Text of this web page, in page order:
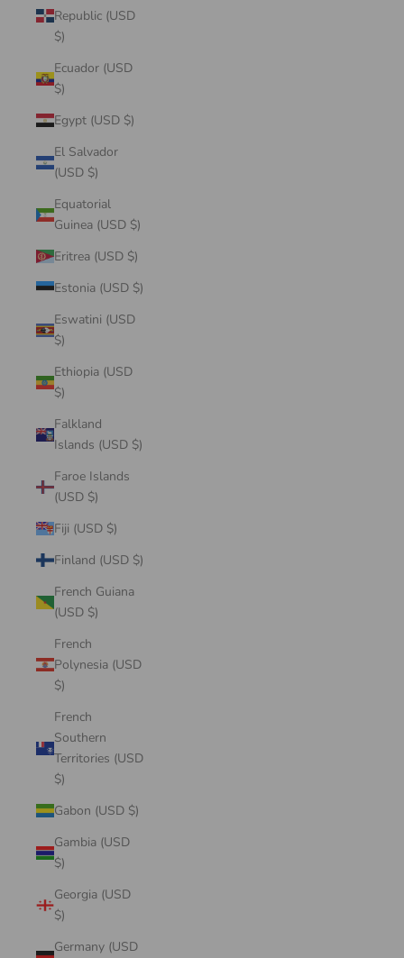
Republic (USD
$)
Ecuador (USD
$)
Egypt (USD $)
El Salvador
(USD $)
Equatorial
Guinea (USD $)
Eritrea (USD $)
Estonia (USD $)
Eswatini (USD
$)
Ethiopia (USD
$)
Falkland
Islands (USD $)
Faroe Islands
(USD $)
Fiji (USD $)
Finland (USD $)
French Guiana
(USD $)
French
Polynesia (USD
$)
French
Southern
Territories (USD
$)
Gabon (USD $)
Gambia (USD
$)
Georgia (USD
$)
Germany (USD